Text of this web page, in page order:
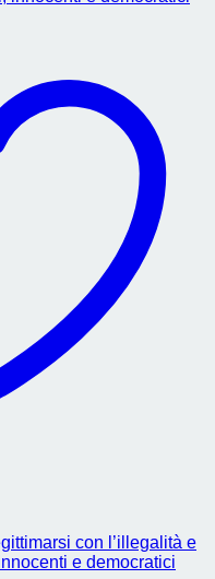
con l’illegalità e
e democratici